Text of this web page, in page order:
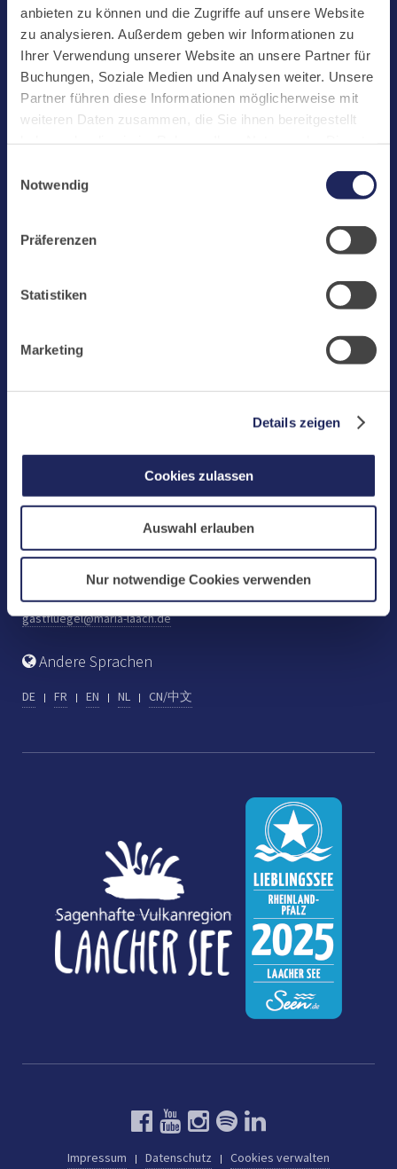
anbieten zu können und die Zugriffe auf unsere Website
zu analysieren. Außerdem geben wir Informationen zu
Ihrer Verwendung unserer Website an unsere Partner für
Buchungen, Soziale Medien und Analysen weiter. Unsere
Partner führen diese Informationen möglicherweise mit
weiteren Daten zusammen, die Sie ihnen bereitgestellt
challenges.cloudflare.com: Wir verwenden das online
Buchungssystem MEWS in unserem Hotel und unserem
übermittelt. Cookies von eu5.bookingkit.de: Wir
Buchungen von Bibliotheks- und Klosterführungen. Um
Buchungen durchführen zu können akzeptieren Sie bitte
Notwendig
Präferenzen
Statistiken
Marketing
Details zeigen
Cookies zulassen
Auswahl erlauben
Nur notwendige Cookies verwenden
Aktuelles
Kloster
Klosterbetriebe
Spenden
Laacher See
Jobs
Fax: +49 (0) 2652 59-359
www.maria-laach.de
Tel: +49 (0) 2652 59-313
Fax: +49 (0) 2652 59-282
gastfluegel@maria-laach.de
Andere Sprachen
DE FR EN NL CN/中文
Impressum Datenschutz Cookies verwalten